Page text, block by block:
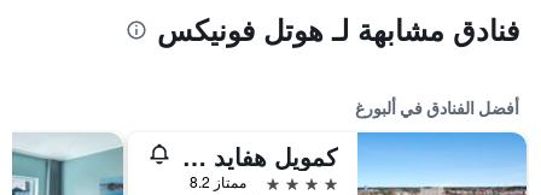
فنادق مشابهة لـ هوتل فونيكس
أفضل الفنادق في ألبورغ
كمويل هفايد هس آلبورج، دولتسي باي ويندام
4 نجوم
ممتاز 8.2